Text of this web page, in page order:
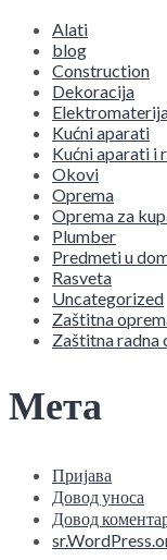
Alati
blog
Construction
Dekoracija
Kućni aparati
Kućni aparati i
Okovi
Oprema
Oprema za
Plumber
Predmeti u
Rasveta
Uncategorized
Zaštitna
Zaštitna radna
Мета
Пријава
Довод уноса
Довод